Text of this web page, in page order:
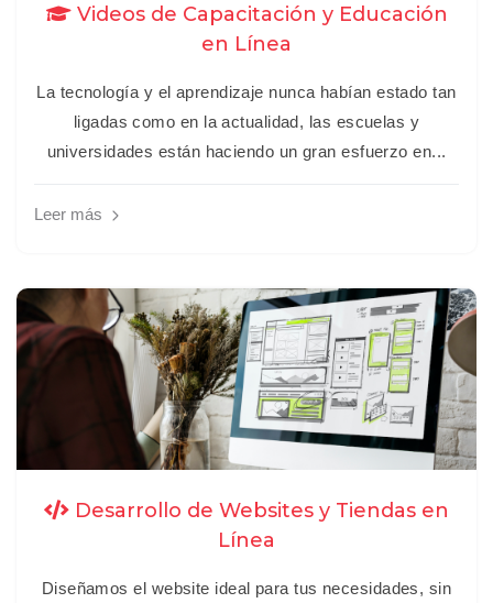
Videos de Capacitación y Educación
en Línea
La tecnología y el aprendizaje nunca habían estado tan
ligadas como en la actualidad, las escuelas y
universidades están haciendo un gran esfuerzo en...
Leer más
Desarrollo de Websites y Tiendas en
Línea
Diseñamos el website ideal para tus necesidades, sin